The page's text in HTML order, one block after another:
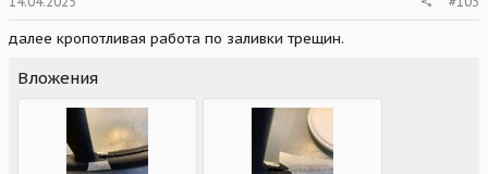
далее кропотливая работа по заливки трещин.
Вложения